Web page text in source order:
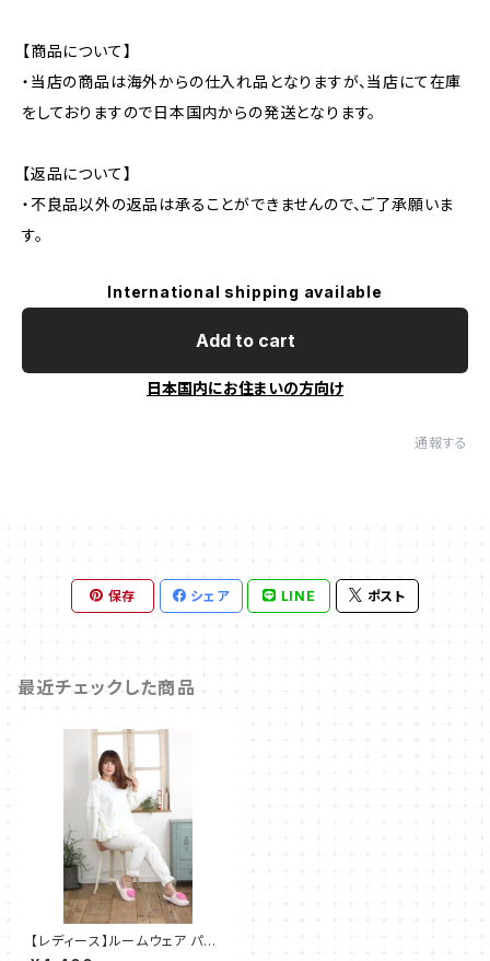
【商品について】
・当店の商品は海外からの仕入れ品となりますが、当店にて在庫
をしておりますので日本国内からの発送となります。
【返品について】
・不良品以外の返品は承ることができませんので、ご了承願いま
す。
International shipping available
Add to cart
日本国内にお住まいの方向け
通報する
保存 シェア LINE ポスト
最近チェックした商品
【レディース】ルームウェア パイ
ン柄 レース パジャマ 部屋着 ２